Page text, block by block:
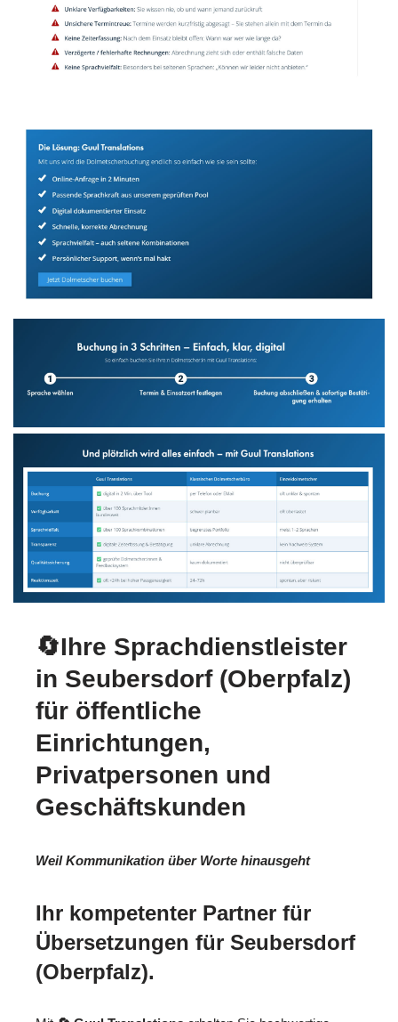
🔄Ihre Sprachdienstleister
in Seubersdorf (Oberpfalz)
für öffentliche
Einrichtungen,
Privatpersonen und
Geschäftskunden
Weil Kommunikation über Worte hinausgeht
Ihr kompetenter Partner für
Übersetzungen für Seubersdorf
(Oberpfalz).